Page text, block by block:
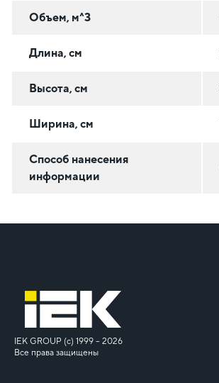
Объем, м^3
Длина, см
Высота, см
Ширина, см
Способ нанесения
информации
IEK GROUP (c) 1999 – 2026
Все права защищены